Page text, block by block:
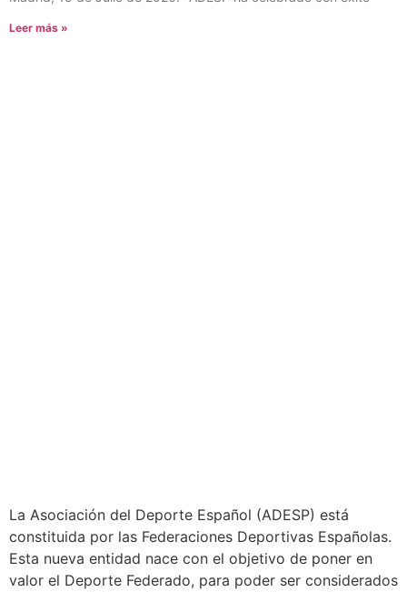
Leer más »
La Asociación del Deporte Español (ADESP) está
constituida por las Federaciones Deportivas Españolas.
Esta nueva entidad nace con el objetivo de poner en
valor el Deporte Federado, para poder ser considerados